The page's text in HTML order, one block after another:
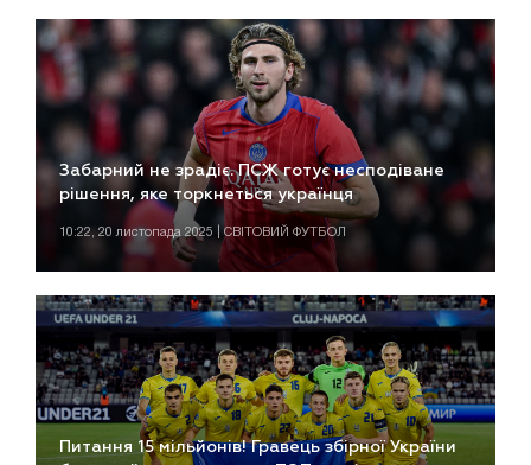
Забарний не зрадіє. ПСЖ готує несподіване
рішення, яке торкнеться українця
10:22, 20 листопада 2025 | СВІТОВИЙ ФУТБОЛ
Питання 15 мільйонів! Гравець збірної України